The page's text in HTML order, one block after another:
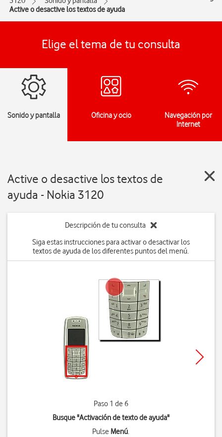
Active o desactive los textos de ayuda
Elige el tema de tu consulta
Sonido y pantalla Oficina y ocio
Navegación por
Internet
Active o desactive los textos de
ayuda - Nokia 3120
Descripción de tu consulta
Siga estas instrucciones para activar o desactivar los
textos de ayuda de los diferentes puntos del menú.
Paso 1 de 6
Busque "Activación de texto de ayuda"
Pulse Menú.